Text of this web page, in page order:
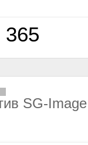
365
SG-